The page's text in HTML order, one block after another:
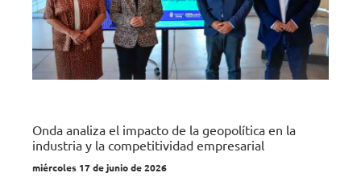
Onda analiza el impacto de la geopolítica en la
industria y la competitividad empresarial
miércoles 17 de junio de 2026